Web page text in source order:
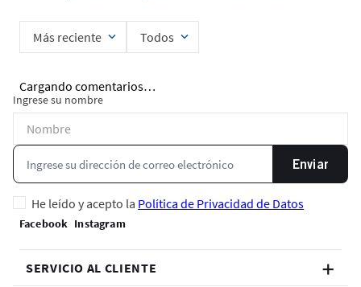
Más reciente Todos
Cargando comentarios…
Ingrese su nombre
Enviar
He leído y acepto la Política de Privacidad de Datos
SERVICIO AL CLIENTE